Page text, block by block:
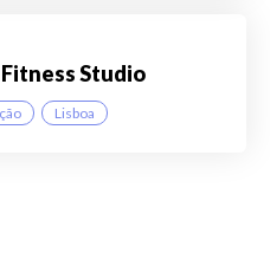
Studio
Lisboa